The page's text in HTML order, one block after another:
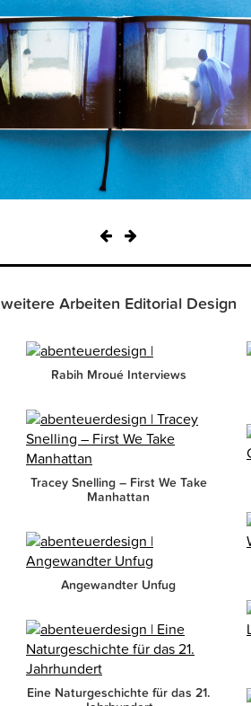
weitere Arbeiten Editorial Design
Rabih Mroué Interviews
Tracey Snelling – First We Take
Manhattan
Angewandter Unfug
Eine Naturgeschichte für das 21.